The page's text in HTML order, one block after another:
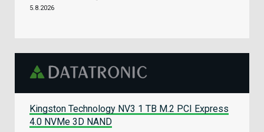
5.8.2026
Kingston Technology NV3 1 TB M.2 PCI Express
4.0 NVMe 3D NAND